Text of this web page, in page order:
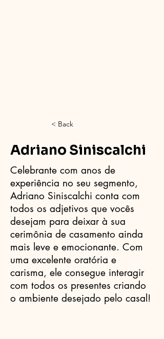
< Back
Adriano Siniscalchi
Celebrante com anos de
experiência no seu segmento,
Adriano Siniscalchi conta com
todos os adjetivos que vocês
desejam para deixar à sua
cerimônia de casamento ainda
mais leve e emocionante. Com
uma excelente oratória e
carisma, ele consegue interagir
com todos os presentes criando
o ambiente desejado pelo casal!